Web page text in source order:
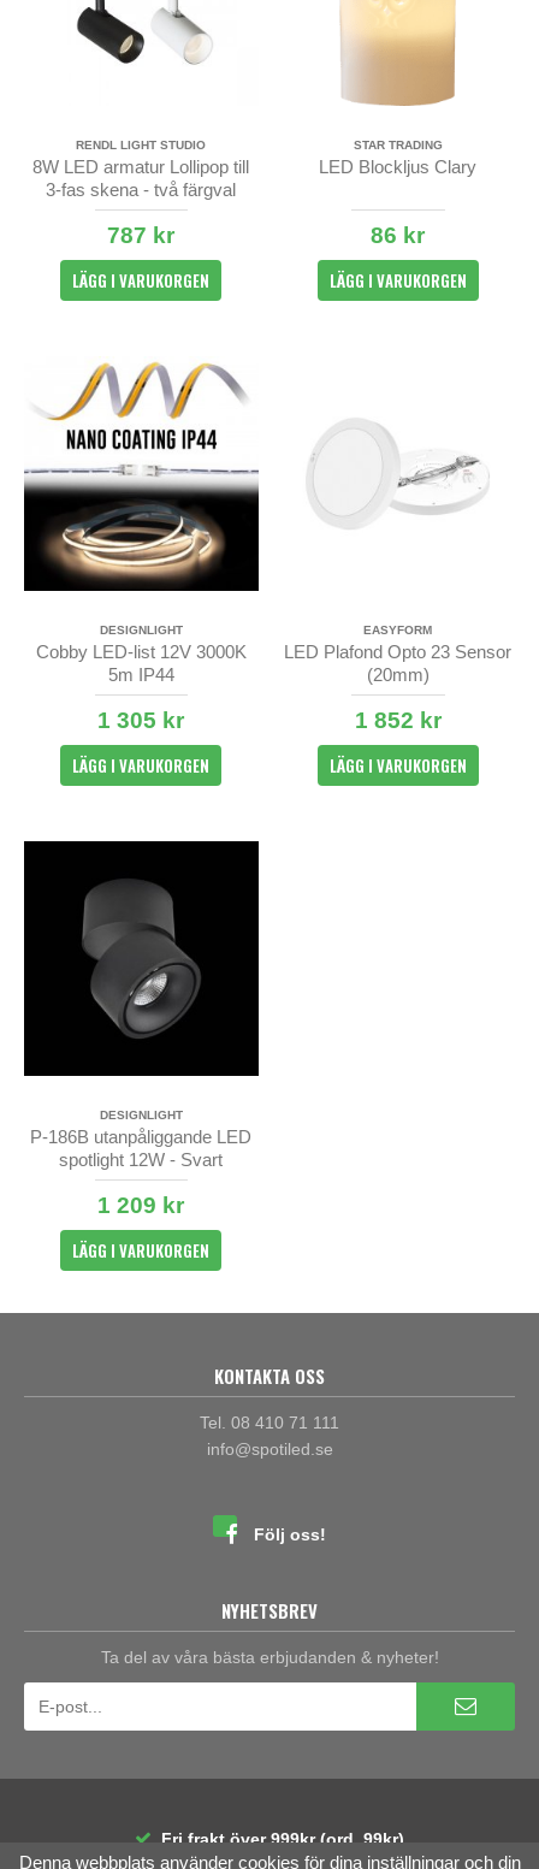
RENDL LIGHT STUDIO
8W LED armatur Lollipop till
3-fas skena - två färgval
787 kr
LÄGG I VARUKORGEN
STAR TRADING
LED Blockljus Clary
86 kr
LÄGG I VARUKORGEN
DESIGNLIGHT
Cobby LED-list 12V 3000K
5m IP44
1 305 kr
LÄGG I VARUKORGEN
EASYFORM
LED Plafond Opto 23 Sensor
(20mm)
1 852 kr
LÄGG I VARUKORGEN
DESIGNLIGHT
P-186B utanpåliggande LED
spotlight 12W - Svart
1 209 kr
LÄGG I VARUKORGEN
KONTAKTA OSS
Tel. 08 410 71 111
info@spotiled.se
Följ oss!
NYHETSBREV
Ta del av våra bästa erbjudanden & nyheter!
Fri frakt över 999kr (ord. 99kr)
30 dagars öppet köp
Räntefri delbetalning
Denna webbplats använder cookies för dina inställningar och din